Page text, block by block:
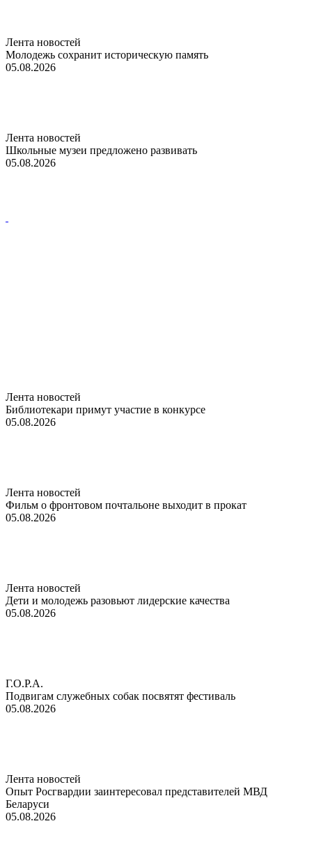
Лента новостей
Молодежь сохранит историческую память
05.08.2026
Лента новостей
Школьные музеи предложено развивать
05.08.2026
Лента новостей
Библиотекари примут участие в конкурсе
05.08.2026
Лента новостей
Фильм о фронтовом почтальоне выходит в прокат
05.08.2026
Лента новостей
Дети и молодежь разовьют лидерские качества
05.08.2026
Г.О.Р.А.
Подвигам служебных собак посвятят фестиваль
05.08.2026
Лента новостей
Опыт Росгвардии заинтересовал представителей МВД
Беларуси
05.08.2026